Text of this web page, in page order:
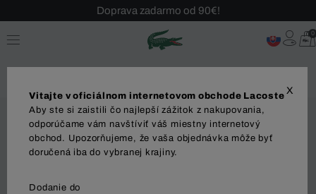
Doprava zadarmo od 90€!
Sezónny výpredaj až -40 %!
Bezplatné vrátenie!
0
X
Vitajte v oficiálnom internetovom obchode Lacoste
Aby ste si zaistili čo najlepší zážitok z nakupovania,
odporúčame vám navštíviť váš miestny internetový
obchod. Upozorňujeme, že vaša objednávka môže byť
doručená iba do vybranej krajiny.
Dodanie do